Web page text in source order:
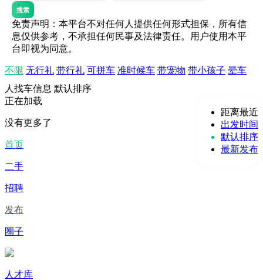
搜索
免责声明：本平台不对任何人提供任何形式担保，所有信
息仅供参考，不承担任何民事及法律责任。用户使用本平
台即视为同意。
不限 无行礼 带行礼 可拼车 准时候车 带宠物 带小孩子 晕车
人找车信息 默认排序
距离最近
出发时间
默认排序
最新发布
正在加载
没有更多了
首页
二手
招聘
发布
圈子
人才库